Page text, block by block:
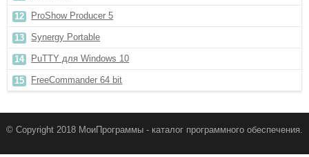
ProShow Producer 5
Synergy Portable
PuTTY для Windows 10
FreeCommander 64 bit
© Copyright 2018 МоиПрограммы - каталог программного обеспечения.